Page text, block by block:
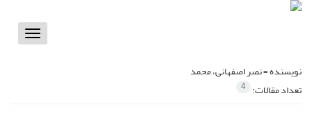
Toggle
نویسنده =نصر اصفهانی، محمد
تعداد مقالات: 4